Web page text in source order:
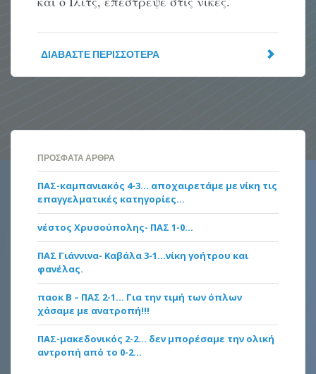
ΔΙΑΒΆΣΤΕ ΠΕΡΙΣΣΌΤΕΡΑ
ΠΡΌΣΦΑΤΑ ΆΡΘΡΑ
ΠΑΣ-καμπανιακός 4-3… αποχαιρετάμε με νίκη τις
επαγγελματικές κατηγορίες…
νέστος Χρυσούπολης- ΠΑΣ 1-0…
ΠΑΣ Γιάννινα- Καβάλα 3-1…νίκη γοήτρου και
φανέλας.
παοκ Β – ΠΑΣ 2-1… Για την τιμή των όπλων
χάσαμε με ανατροπή!!!
ΠΑΣ-μακεδονικός 2-2… δεν μπορέσαμε την ολική
αντροπή από το 0-2…